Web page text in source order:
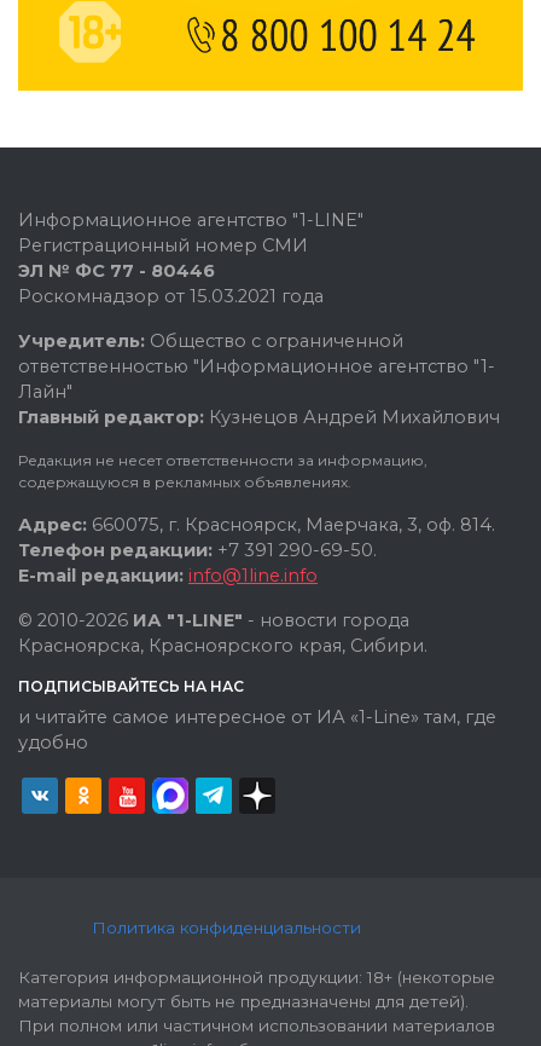
Информационное агентство "1-LINE"
Регистрационный номер СМИ
ЭЛ № ФС 77 - 80446
Роскомнадзор от 15.03.2021 года
Учредитель: Общество с ограниченной
ответственностью "Информационное агентство "1-
Лайн"
Главный редактор: Кузнецов Андрей Михайлович
Редакция не несет ответственности за информацию,
содержащуюся в рекламных объявлениях.
Адрес: 660075, г. Красноярск, Маерчака, 3, оф. 814.
Телефон редакции: +7 391 290-69-50.
E-mail редакции: info@1line.info
© 2010-2026 ИА "1-LINE" - новости города
Красноярска, Красноярского края, Сибири.
ПОДПИСЫВАЙТЕСЬ НА НАС
и читайте самое интересное от ИА «1-Line» там, где
удобно
Политика конфиденциальности
Категория информационной продукции: 18+ (некоторые
материалы могут быть не предназначены для детей).
При полном или частичном использовании материалов